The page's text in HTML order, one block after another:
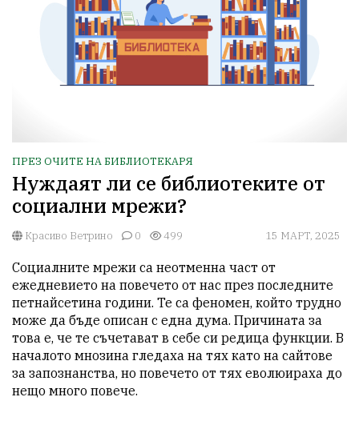
ПРЕЗ ОЧИТЕ НА БИБЛИОТЕКАРЯ
Нуждаят ли се библиотеките от
социални мрежи?
Красиво Ветрино 0 499 15 МАРТ, 2025
Социалните мрежи са неотменна част от
ежедневието на повечето от нас през последните
петнайсетина години. Те са феномен, който трудно
може да бъде описан с една дума. Причината за
това е, че те съчетават в себе си редица функции. В
началото мнозина гледаха на тях като на сайтове
за запознанства, но повечето от тях еволюираха до
нещо много повече.